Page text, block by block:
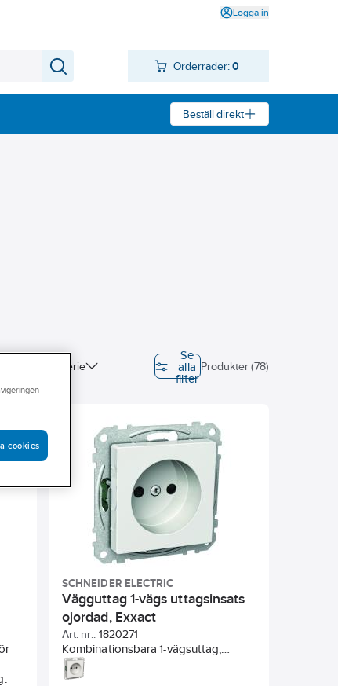
Logga in
Orderrader: 0
Beställ direkt
Serie
Enhetens djup
Se
alla
filter
Produkter (78)
SCHNEIDER ELECTRIC
Vägguttag 1-vägs uttagsinsats
ojordad, Exxact
Art. nr.: 1820271
Kombinationsbara 1-vägsuttag,
ojordat, snabbanslutning, petskyddat
för infälld montering i apparatdosa c/c
cookies